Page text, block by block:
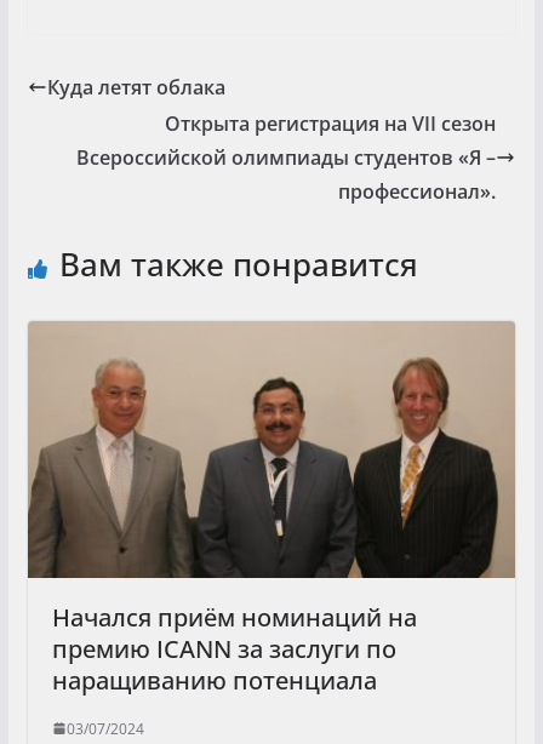
Куда летят облака
Открыта регистрация на VII сезон
Всероссийской олимпиады студентов «Я –
профессионал».
Вам также понравится
Начался приём номинаций на
премию ICANN за заслуги по
наращиванию потенциала
03/07/2024